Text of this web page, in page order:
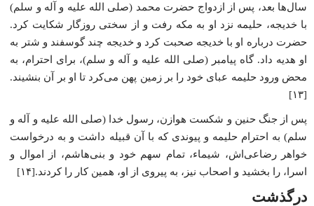
سال‌ها بعد، پس از ازدواج حضرت محمد (صلی الله علیه و آله و سلم)
با خدیجه، حلیمه نزد او به مکه رفت و از سختی روزگار شکایت کرد.
حضرت درباره او با خدیجه صحبت کرد و خدیجه چند گوسفند و شتر به
او هدیه داد. گاه پیامبر (صلی الله علیه و آله و سلم)، برای احترام، به
محض ورود حلیمه عبای خود را بر زمین پهن می‌کرد تا او بر آن بنشیند.
[۱۳]
پس از جنگ حنین و شکست هوازن، رسول خدا (صلی الله علیه و آله و
سلم) به احترام حلیمه و پیوندی که با آن قبیله داشت و به درخواست
خواهر رضاعی‌اش، شیماء، تمام سهم خود و بنی‌هاشم، از اموال و
اسرا، را بخشید و اصحاب نیز، به پیروی از او، همین کار را کردند.[۱۴]
درگذشت